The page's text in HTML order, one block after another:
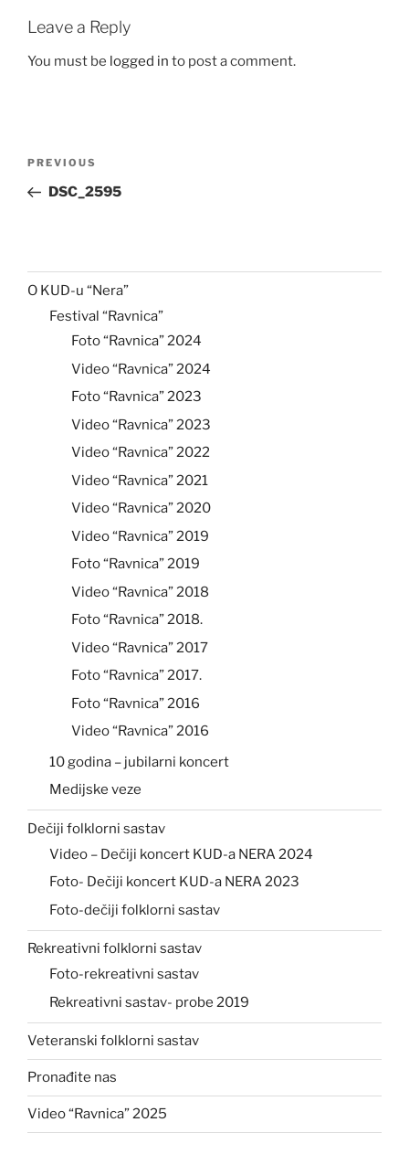
Leave a Reply
You must be logged in to post a comment.
Previous
Post
PREVIOUS
DSC_2595
O KUD-u “Nera”
Festival “Ravnica”
Foto “Ravnica” 2024
Video “Ravnica” 2024
Foto “Ravnica” 2023
Video “Ravnica” 2023
Video “Ravnica” 2022
Video “Ravnica” 2021
Video “Ravnica” 2020
Video “Ravnica” 2019
Foto “Ravnica” 2019
Video “Ravnica” 2018
Foto “Ravnica” 2018.
Video “Ravnica” 2017
Foto “Ravnica” 2017.
Foto “Ravnica” 2016
Video “Ravnica” 2016
10 godina – jubilarni koncert
Medijske veze
Dečiji folklorni sastav
Video – Dečiji koncert KUD-a NERA 2024
Foto- Dečiji koncert KUD-a NERA 2023
Foto-dečiji folklorni sastav
Rekreativni folklorni sastav
Foto-rekreativni sastav
Rekreativni sastav- probe 2019
Veteranski folklorni sastav
Pronađite nas
Video “Ravnica” 2025